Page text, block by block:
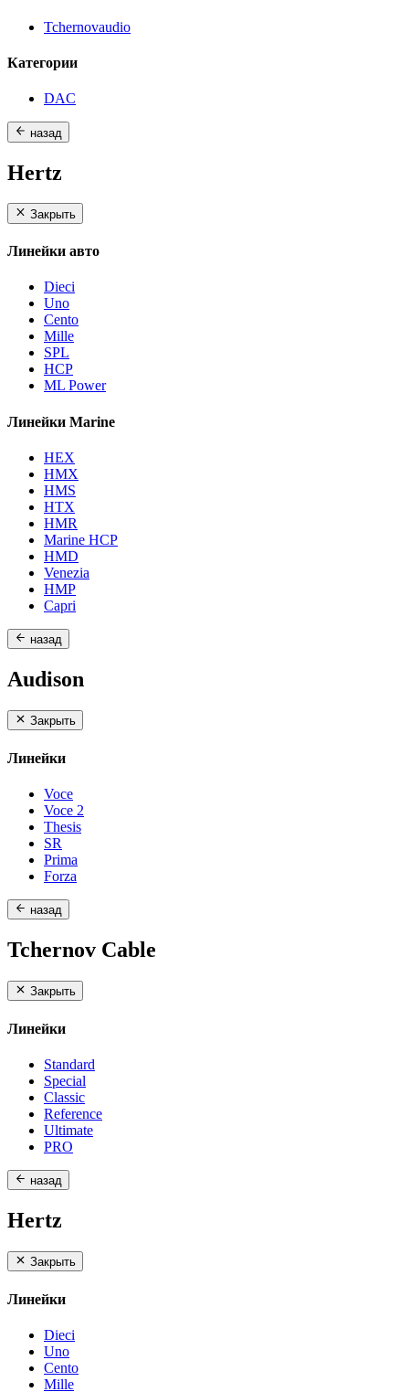
Tchernovaudio
Категории
DAC
назад
Hertz
Закрыть
Линейки авто
Dieci
Uno
Cento
Mille
SPL
HCP
ML Power
Линейки Marine
HEX
HMX
HMS
HTX
HMR
Marine HCP
HMD
Venezia
HMP
Capri
назад
Audison
Закрыть
Линейки
Voce
Voce 2
Thesis
SR
Prima
Forza
назад
Tchernov Cable
Закрыть
Линейки
Standard
Special
Classic
Reference
Ultimate
PRO
назад
Hertz
Закрыть
Линейки
Dieci
Uno
Cento
Mille